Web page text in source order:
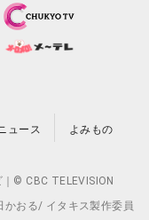
ュース よみもの
© CBC TELEVISION
おる/ イタキス製作委員